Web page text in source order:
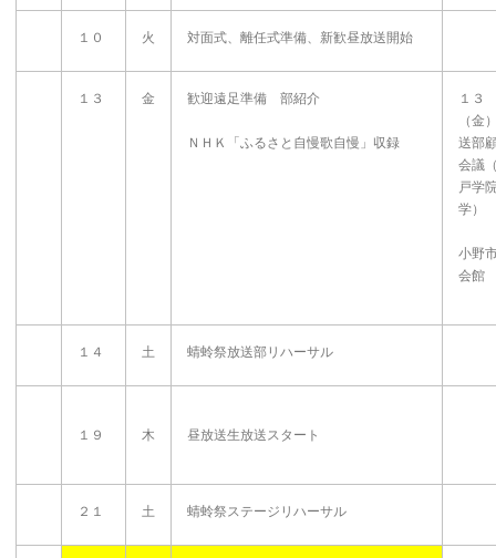
１０ 火 対面式、離任式準備、新歓昼放送開始
１３ 金 歓迎遠足準備 部紹介
ＮＨＫ「ふるさと自慢歌自慢」収録
１３
（金
送部
会議
戸学
学
小野
会館
１４ 土 蜻蛉祭放送部リハーサル
１９ 木 昼放送生放送スタート
２１ 土 蜻蛉祭ステージリハーサル